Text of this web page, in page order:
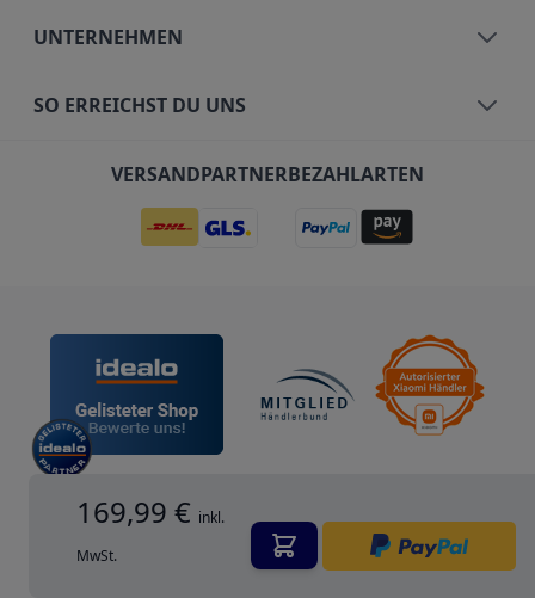
169,99 € inkl.
MwSt.
UNTERNEHMEN
SO ERREICHST DU UNS
VERSANDPARTNERBEZAHLARTEN